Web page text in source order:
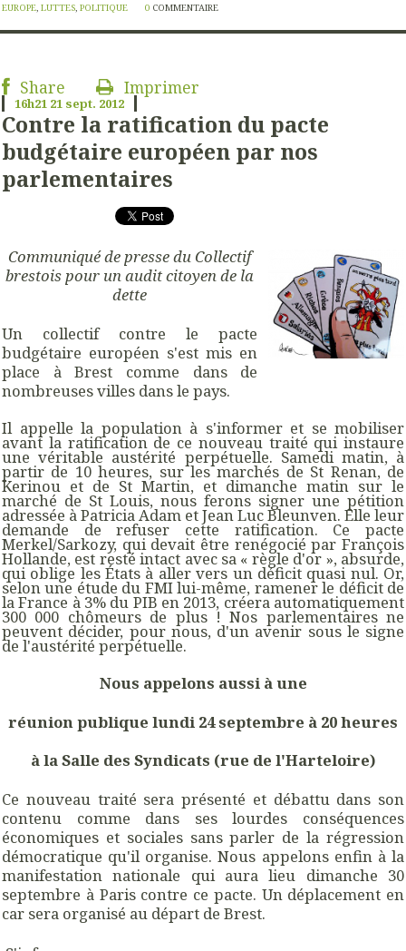
EUROPE LUTTES POLITIQUE 0 COMMENTAIRE
Share Imprimer
16h21 21 sept. 2012
Contre la ratification du pacte
budgétaire européen par nos
parlementaires
Communiqué de presse du Collectif
brestois pour un audit citoyen de la
dette
Un collectif contre le pacte
budgétaire européen s'est mis en
place à Brest comme dans de
nombreuses villes dans le pays.
Il appelle la population à s'informer et se mobiliser
avant la ratification de ce nouveau traité qui instaure
une véritable austérité perpétuelle. Samedi matin, à
partir de 10 heures, sur les marchés de St Renan, de
Kerinou et de St Martin, et dimanche matin sur le
marché de St Louis, nous ferons signer une pétition
adressée à Patricia Adam et Jean Luc Bleunven. Elle leur
demande de refuser cette ratification. Ce pacte
Merkel/Sarkozy, qui devait être renégocié par François
Hollande, est resté intact avec sa « règle d'or », absurde,
qui oblige les États à aller vers un déficit quasi nul. Or,
selon une étude du FMI lui-même, ramener le déficit de
la France à 3% du PIB en 2013, créera automatiquement
300 000 chômeurs de plus ! Nos parlementaires ne
peuvent décider, pour nous, d'un avenir sous le signe
de l'austérité perpétuelle.
Nous appelons aussi à une
réunion publique lundi 24 septembre à 20 heures
à la Salle des Syndicats (rue de l'Harteloire)
Ce nouveau traité sera présenté et débattu dans son
contenu comme dans ses lourdes conséquences
économiques et sociales sans parler de la régression
démocratique qu'il organise. Nous appelons enfin à la
manifestation nationale qui aura lieu dimanche 30
septembre à Paris contre ce pacte. Un déplacement en
car sera organisé au départ de Brest.